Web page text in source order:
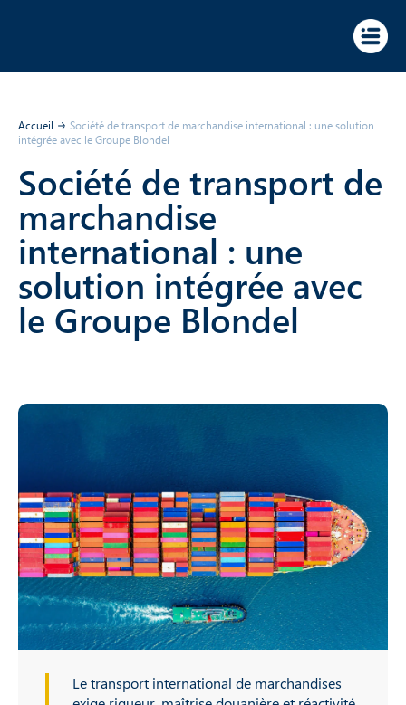
Accueil
Société de transport de marchandise international : une solution
intégrée avec le Groupe Blondel
Société de transport de
marchandise
international : une
solution intégrée avec
le Groupe Blondel
Le transport international de marchandises